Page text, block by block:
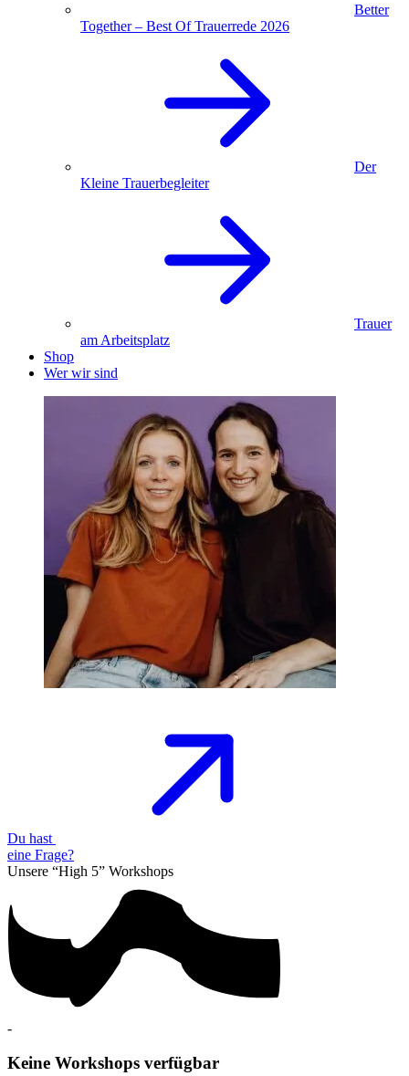
Better
Together – Best Of Trauerrede 2026
Der
Kleine Trauerbegleiter
Trauer
am Arbeitsplatz
Shop
Wer wir sind
Du hast
eine Frage?
Unsere “High 5” Workshops
-
Keine Workshops verfügbar